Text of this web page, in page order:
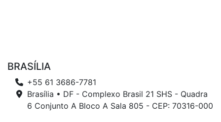
BRASÍLIA
+55 61 3686-7781
Brasília • DF - Complexo Brasil 21 SHS - Quadra
6 Conjunto A Bloco A Sala 805 - CEP: 70316-000